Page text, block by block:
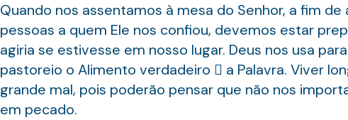
Quando nos assentamos à mesa do Senhor, a fim
pessoas a quem Ele nos confiou, devemos estar
agiria se estivesse em nosso lugar. Deus nos usa
pastoreio o Alimento verdadeiro  a Palavra. Viver
grande mal, pois poderão pensar que não nos
em pecado.